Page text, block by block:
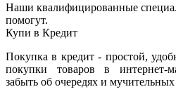
Наши квалифицированные
помогут.
Купи в Кредит
Покупка в кредит - простой,
покупки товаров в интернет-
забыть об очередях и